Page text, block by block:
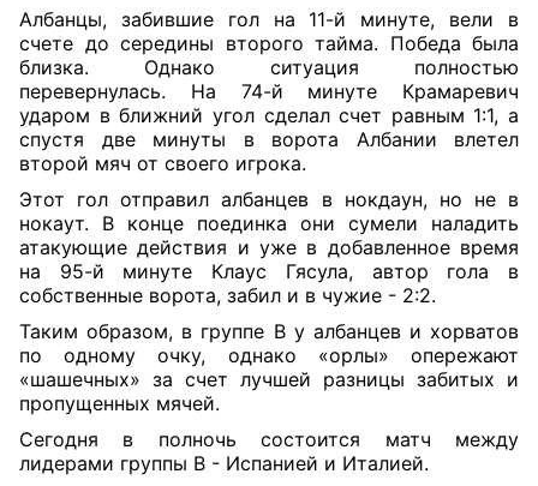
Албанцы, забившие гол на 11-й минуте, вели в
счете до середины второго тайма. Победа была
близка. Однако ситуация полностью
перевернулась. На 74-й минуте Крамаревич
ударом в ближний угол сделал счет равным 1:1, а
спустя две минуты в ворота Албании влетел
второй мяч от своего игрока.
Этот гол отправил албанцев в нокдаун, но не в
нокаут. В конце поединка они сумели наладить
атакующие действия и уже в добавленное время
на 95-й минуте Клаус Гясула, автор гола в
собственные ворота, забил и в чужие - 2:2.
Таким образом, в группе В у албанцев и хорватов
по одному очку, однако «орлы» опережают
«шашечных» за счет лучшей разницы забитых и
пропущенных мячей.
Сегодня в полночь состоится матч между
лидерами группы В - Испанией и Италией.